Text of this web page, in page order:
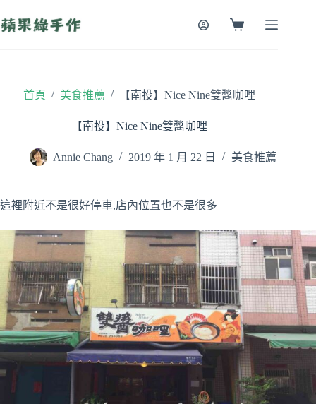
至
購
首頁 / 美食推薦 / 【南投】Nice Nine雙醬咖哩
【南投】Nice Nine雙醬咖哩
Annie Chang 2019 年 1 月 22 日 美食推薦
這裡附近不是很好停車,店內位置也不是很多